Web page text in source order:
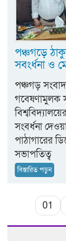
পঞ্চগড়ে
সবংর্ধনা ও
পঞ্চগড়
গবেষণামুলক
সংবর্ধনা
পাঠাগারের
সভাপতিত্ব
বিস্তারিত পড়ুন
01